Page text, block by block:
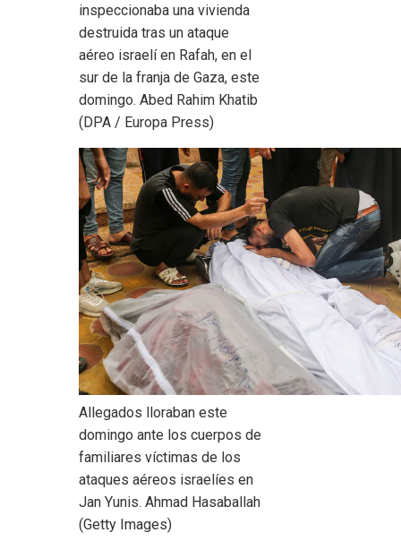
inspeccionaba una vivienda
destruida tras un ataque
aéreo israelí en Rafah, en el
sur de la franja de Gaza, este
domingo. Abed Rahim Khatib
(DPA / Europa Press)
Allegados lloraban este
domingo ante los cuerpos de
familiares víctimas de los
ataques aéreos israelíes en
Jan Yunis. Ahmad Hasaballah
(Getty Images)